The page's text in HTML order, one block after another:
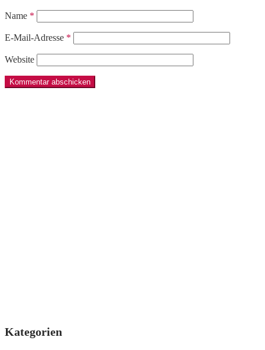
Name *
E-Mail-Adresse *
Website
Kategorien